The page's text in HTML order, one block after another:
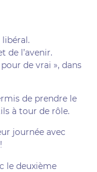
libéral.
de l’avenir.
de vrai », dans
de prendre le
à tour de rôle.
journée avec
le deuxième